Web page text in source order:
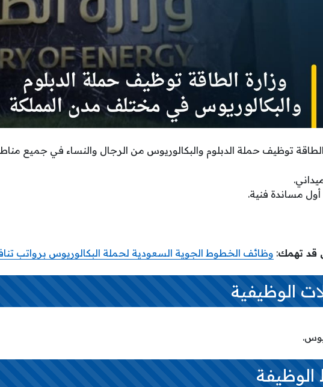
توظيف حملة الدبلوم والبكالوريوس من الرجال والنساء في جميع
مساندة فنية.
قد تهمك: وظائف الخطوط الجوية السعودية لحملة البكالوريوس برواتب
الوظيفية